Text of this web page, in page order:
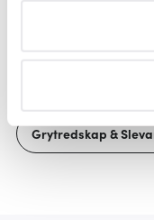
Ta reda på mer om
Du kan ändra eller
Vi använder cookies
Grytredskap &